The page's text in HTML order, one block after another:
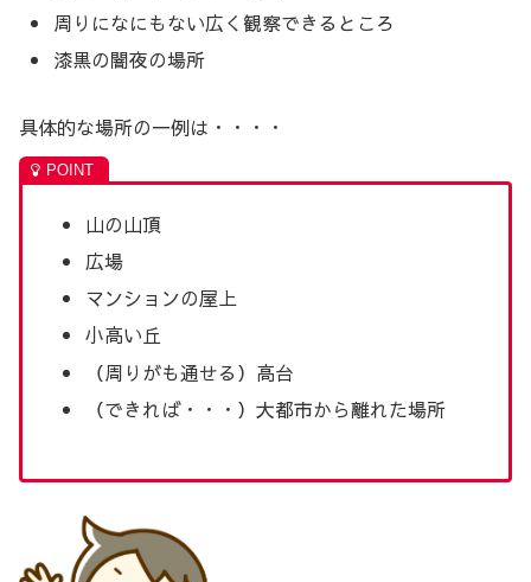
周りになにもない広く観察できるところ
漆黒の闇夜の場所
具体的な場所の一例は・・・・
山の山頂
広場
マンションの屋上
小高い丘
（周りがも通せる）高台
（できれば・・・）大都市から離れた場所